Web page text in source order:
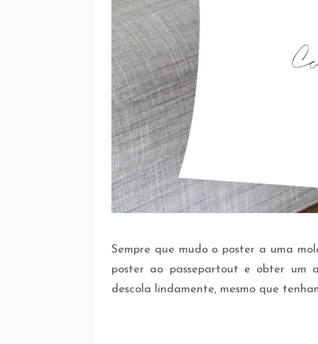
Sempre que mudo o poster a uma
poster ao passepartout e obter um
descola lindamente, mesmo que